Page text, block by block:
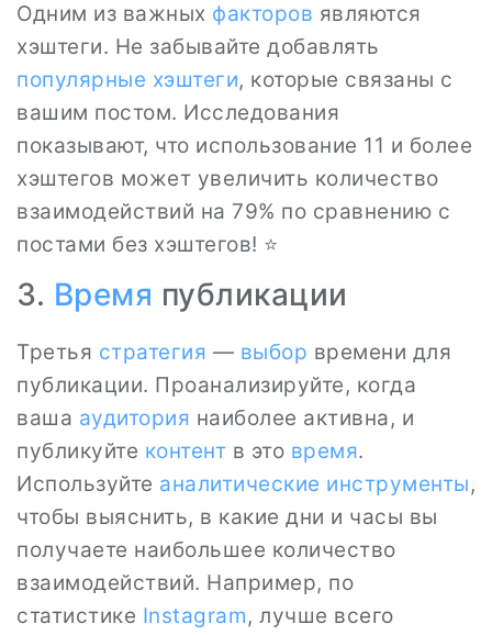
Одним из важных факторов являются
хэштеги. Не забывайте добавлять
популярные хэштеги, которые связаны с
вашим постом. Исследования
показывают, что использование 11 и более
хэштегов может увеличить количество
взаимодействий на 79% по сравнению с
постами без хэштегов! ⭐️
3. Время публикации
Третья стратегия — выбор времени для
публикации. Проанализируйте, когда
ваша аудитория наиболее активна, и
публикуйте контент в это время.
Используйте аналитические инструменты,
чтобы выяснить, в какие дни и часы вы
получаете наибольшее количество
взаимодействий. Например, по
статистике Instagram, лучше всего